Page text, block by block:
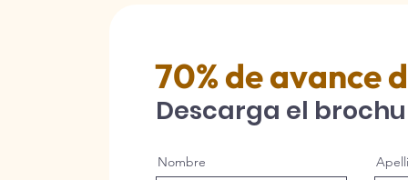
70% de avance
Descarga el
Nombre